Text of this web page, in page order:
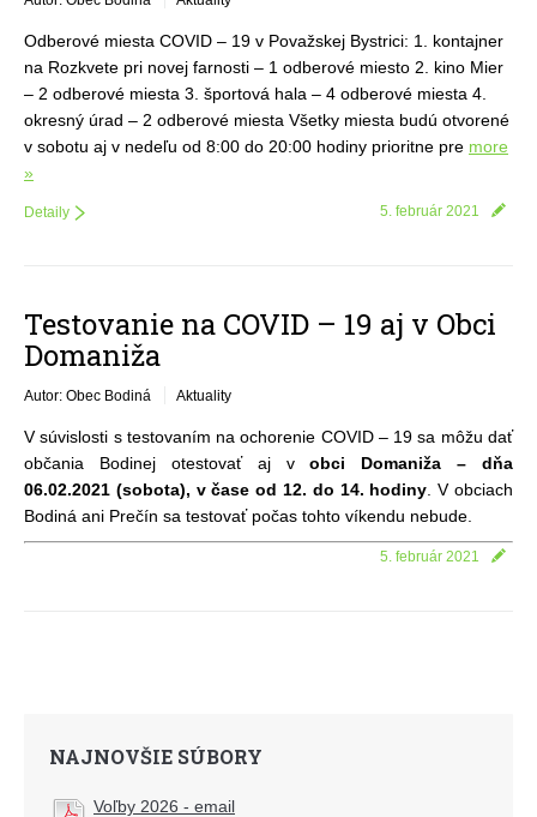
Kontakt
Odberové miesta COVID – 19 v Považskej Bystrici: 1. kontajner
na Rozkvete pri novej farnosti – 1 odberové miesto 2. kino Mier
– 2 odberové miesta 3. športová hala – 4 odberové miesta 4.
okresný úrad – 2 odberové miesta Všetky miesta budú otvorené
v sobotu aj v nedeľu od 8:00 do 20:00 hodiny prioritne pre more
»
5. február 2021
Detaily
Testovanie na COVID – 19 aj v Obci
Domaniža
Autor: Obec Bodiná Aktuality
V súvislosti s testovaním na ochorenie COVID – 19 sa môžu dať
občania Bodinej otestovať aj vobci Domaniža – dňa
06.02.2021 (sobota), v čase od 12. do 14. hodiny . V obciach
Bodiná ani Prečín sa testovať počas tohto víkendu nebude.
5. február 2021
NAJNOVŠIE SÚBORY
Voľby 2026 - email